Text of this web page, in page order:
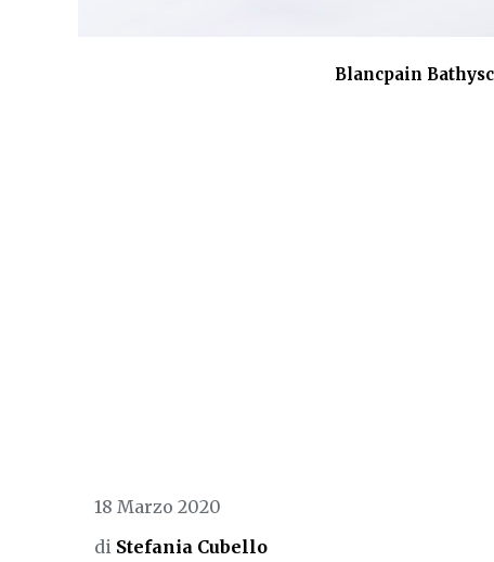
Blancpain
18 Marzo 2020
di Stefania Cubello